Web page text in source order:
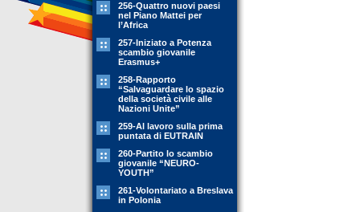
256-Quattro nuovi paesi
nel Piano Mattei per
l’Africa
257-Iniziato a Potenza
scambio giovanile
Erasmus+
258-Rapporto
“Salvaguardare lo spazio
della società civile alle
Nazioni Unite”
259-Al lavoro sulla prima
puntata di EUTRAIN
260-Partito lo scambio
giovanile “NEURO-
YOUTH”
261-Volontariato a Breslava
in Polonia